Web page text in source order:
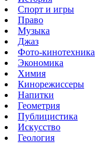
Спорт и игры
Право
Музыка
Джаз
Фото-кинотехника
Экономика
Химия
Кинорежиссеры
Напитки
Геометрия
Публицистика
Искусство
Геология